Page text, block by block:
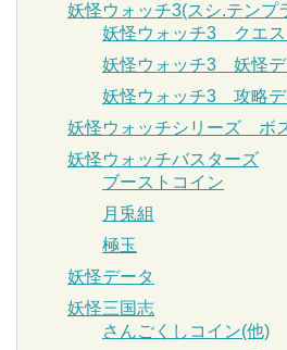
妖怪ウォッチ3(スシ.テンプ
妖怪ウォッチ3 クエス
妖怪ウォッチ3 妖怪デ
妖怪ウォッチ3 攻略デ
妖怪ウォッチシリーズ ボ
妖怪ウォッチバスターズ
ブーストコイン
月兎組
極玉
妖怪データ
妖怪三国志
さんごくしコイン(他)